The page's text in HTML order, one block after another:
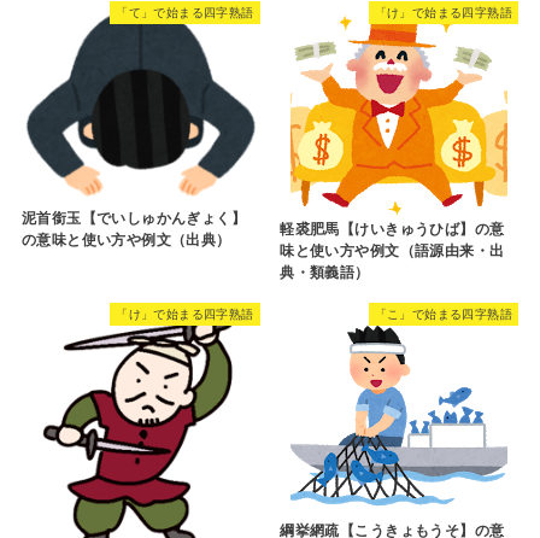
「て」で始まる四字熟語
泥首銜玉【でいしゅかんぎょく】
の意味と使い方や例文（出典）
「け」で始まる四字熟語
軽裘肥馬【けいきゅうひば】の意
味と使い方や例文（語源由来・出
典・類義語）
「け」で始まる四字熟語 「こ」で始まる四字熟語
綱挙網疏【こうきょもうそ】の意